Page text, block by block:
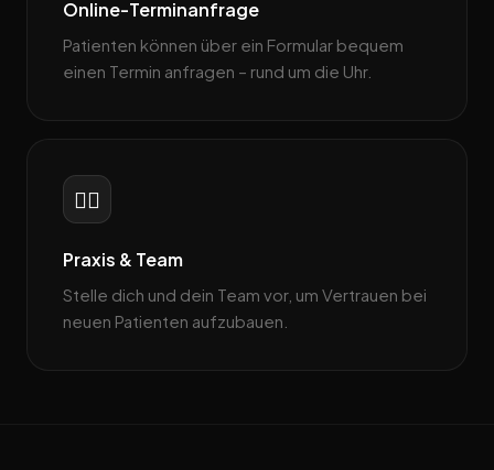
Online-Terminanfrage
Patienten können über ein Formular bequem
einen Termin anfragen – rund um die Uhr.
👨‍⚕️
Praxis & Team
Stelle dich und dein Team vor, um Vertrauen bei
neuen Patienten aufzubauen.